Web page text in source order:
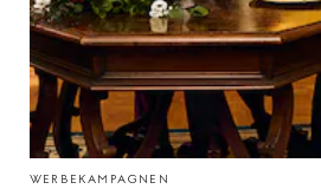
WERBEKAMPAGNEN